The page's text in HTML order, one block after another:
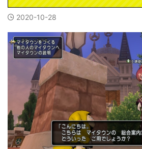
2020-10-28